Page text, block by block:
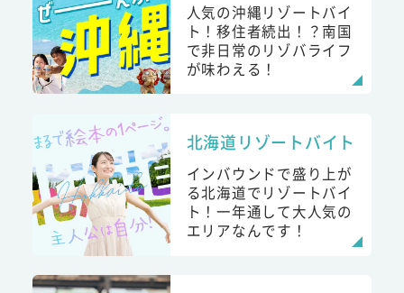
人気の沖縄リゾートバイ
ト！移住者続出！？南国
で非日常のリゾバライフ
が味わえる！
北海道リゾートバイト
インバウンドで盛り上が
る北海道でリゾートバイ
ト！一年通して大人気の
エリアなんです！